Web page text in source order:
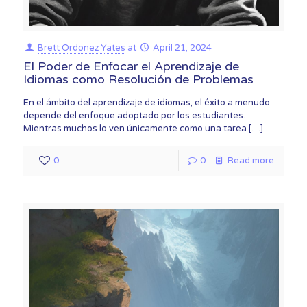
Brett Ordonez Yates at April 21, 2024
El Poder de Enfocar el Aprendizaje de
Idiomas como Resolución de Problemas
En el ámbito del aprendizaje de idiomas, el éxito a menudo
depende del enfoque adoptado por los estudiantes.
Mientras muchos lo ven únicamente como una tarea […]
0 0 Read more